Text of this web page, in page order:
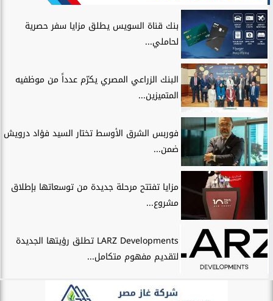
بنك قناة السويس يطلق مزايا سفر حصرية
لحاملي...
البنك الزراعي المصري يكرّم عدداً من موظفيه
المتميزين...
فوربس الشرق الأوسط تختار السيد فؤاد درويش
ضمن...
مزايا تفتتح مرحلة جديدة من توسعاتها بإطلاق
مشروع...
LARZ Developments تطلق رؤيتها الجديدة
لتقديم مفهوم متكامل...